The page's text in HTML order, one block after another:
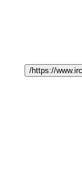
https://